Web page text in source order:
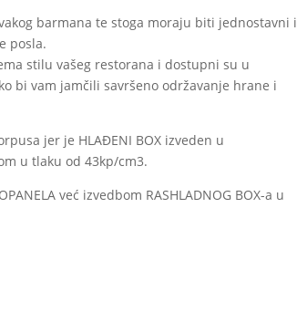
barmana te stoga moraju biti jednostavni i
posla.
stilu vašeg restorana i dostupni su u
bi vam jamčili savršeno održavanje hrane i
jer je HLAĐENI BOX izveden u
u tlaku od 43kp/cm3.
već izvedbom RASHLADNOG BOX-a u